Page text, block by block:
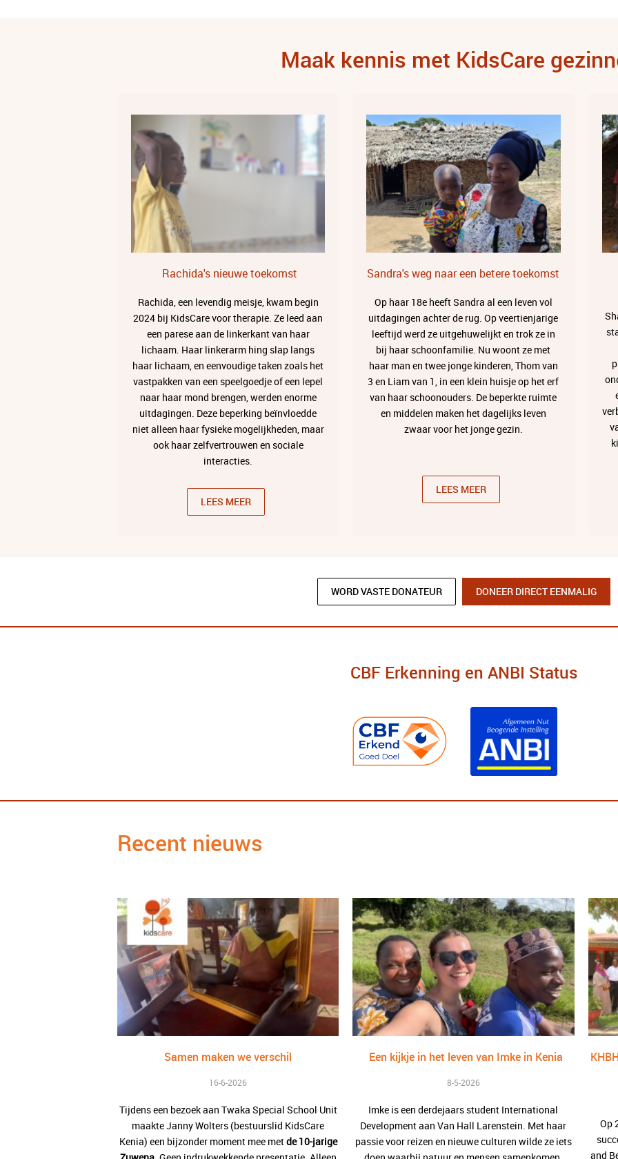
Maak kennis met KidsCare
Rachida's nieuwe toekomst
Rachida, een levendig meisje, kwam begin
2024 bij KidsCare voor therapie. Ze leed aan
een parese aan de linkerkant van haar
lichaam. Haar linkerarm hing slap langs
haar lichaam, en eenvoudige taken zoals het
vastpakken van een speelgoedje of een lepel
naar haar mond brengen, werden enorme
uitdagingen. Deze beperking beïnvloedde
niet alleen haar fysieke mogelijkheden, maar
ook haar zelfvertrouwen en sociale
interacties.
LEES MEER
Sandra's weg naar een betere toekomst
Op haar 18e heeft Sandra al een leven vol
uitdagingen achter de rug. Op veertienjarige
leeftijd werd ze uitgehuwelijkt en trok ze in
bij haar schoonfamilie. Nu woont ze met
haar man en twee jonge kinderen, Thom van
3 en Liam van 1, in een klein huisje op het erf
van haar schoonouders. De beperkte ruimte
en middelen maken het dagelijks leven
zwaar voor het jonge gezin.
LEES MEER
WORD VASTE DONATEUR DONEER DIRECT EENMALIG
CBF Erkenning en ANBI Status
Recent nieuws
Samen maken we verschil
16-6-2026
Tijdens een bezoek aan Twaka Special School Unit
maakte Janny Wolters (bestuurslid KidsCare
Kenia) een bijzonder moment mee metde 10-jarige
Een kijkje in het leven van Imke in Kenia
8-5-2026
Imke is een derdejaars student International
Development aan Van Hall Larenstein. Met haar
passie voor reizen en nieuwe culturen wilde ze iets
Op
and